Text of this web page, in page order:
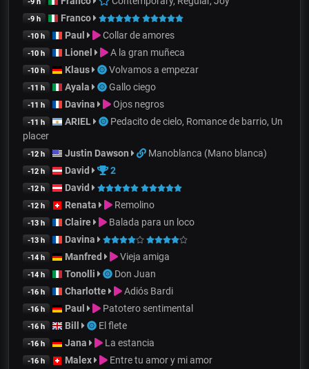
-9 h Franco
-10 h Paul Collar de amores
-10 h Lionel A la gran muñeca
-10 h Klaus Volvamos a empezar
-11 h Ayala Gallo ciego
-11 h Davina Ojos negros
-11 h ARIEL
Pedacito de cielo, Romance de barrio, Un
placer
-12 h Justin Dawson Manoblanca (Mano blanca)
-12 h David 2
-12 h David
-12 h Renata Remolino
-13 h Claire Balada para un loco
-13 h Davina
-14 h Manfred Vieja amiga
-14 h Tonolli Don Juan
-16 h Charlotte Adiós Bardi
-16 h Paul Patotero sentimental
-16 h Bill El flete
-16 h Jana La estancia
-16 h Malex Entre tu amor y mi amor